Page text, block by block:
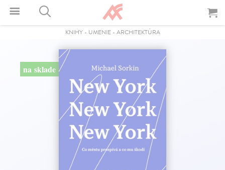
KNIHY- UMENIE- ARCHITEKTÚRA
na sklade